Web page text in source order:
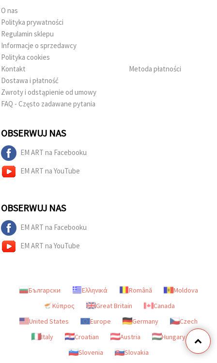
O nas
Polityka prywatności
Regulamin sklepu
Informacje o sprzedawcy
Polityka cookies
Kontakt
Dostawa i płatność
Zwroty i odstąpienie od umowy
FAQ - Często zadawane pytania
Metoda płatności
OBSERWUJ NAS
EM ART na Facebooku
EM ART na YouTube
OBSERWUJ NAS
EM ART na Facebooku
EM ART na YouTube
Български Ελληνικά Română
Moldova
Κύπρος
Great Britain
Canada
United States
Europe Germany
Czech
Italy
Croatian Austria
Hungary
Slovenia
Slovakia